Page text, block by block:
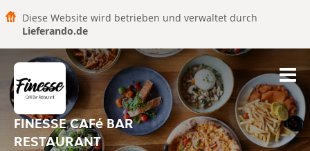
Diese Website wird betrieben und verwaltet durch
Lieferando.de
FINESSE CAFé BAR
RESTAURANT